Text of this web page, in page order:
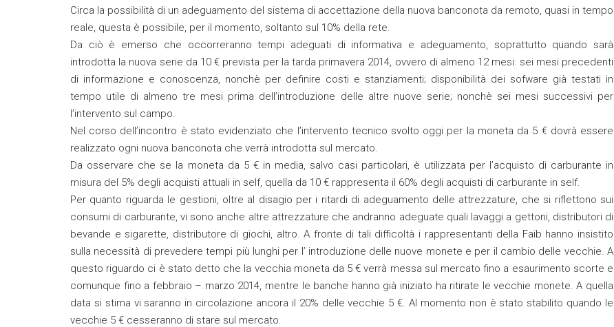
Circa la possibilità di un adeguamento del sistema di accettazione della nuova banconota da remoto, quasi in tempo
reale, questa è possibile, per il momento, soltanto sul 10% della rete.
Da ciò è emerso che occorreranno tempi adeguati di informativa e adeguamento, soprattutto quando sarà
introdotta la nuova serie da 10 € prevista per la tarda primavera 2014, ovvero di almeno 12 mesi: sei mesi precedenti
di informazione e conoscenza, nonchè per definire costi e stanziamenti; disponibilità dei sofware già testati in
tempo utile di almeno tre mesi prima dell’introduzione delle altre nuove serie; nonchè sei mesi successivi per
l’intervento sul campo.
Nel corso dell’incontro è stato evidenziato che l’intervento tecnico svolto oggi per la moneta da 5 € dovrà essere
realizzato ogni nuova banconota che verrà introdotta sul mercato.
Da osservare che se la moneta da 5 € in media, salvo casi particolari, è utilizzata per l’acquisto di carburante in
misura del 5% degli acquisti attuali in self, quella da 10 € rappresenta il 60% degli acquisti di carburante in self.
Per quanto riguarda le gestioni, oltre al disagio per i ritardi di adeguamento delle attrezzature, che si riflettono sui
consumi di carburante, vi sono anche altre attrezzature che andranno adeguate quali lavaggi a gettoni, distributori di
bevande e sigarette, distributore di giochi, altro. A fronte di tali difficoltà i rappresentanti della Faib hanno insistito
sulla necessità di prevedere tempi più lunghi per l’ introduzione delle nuove monete e per il cambio delle vecchie. A
questo riguardo ci è stato detto che la vecchia moneta da 5 € verrà messa sul mercato fino a esaurimento scorte e
comunque fino a febbraio – marzo 2014, mentre le banche hanno già iniziato ha ritirate le vecchie monete. A quella
data si stima vi saranno in circolazione ancora il 20% delle vecchie 5 €. Al momento non è stato stabilito quando le
vecchie 5 € cesseranno di stare sul mercato.